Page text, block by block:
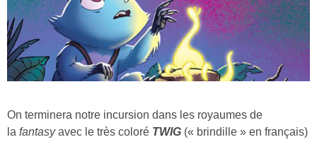
On terminera notre incursion dans les royaumes de
la fantasyavec le très coloré TWIG (« brindille » en français)